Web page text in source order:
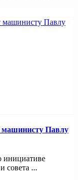
машинисту Павлу
инициативе
совета ...